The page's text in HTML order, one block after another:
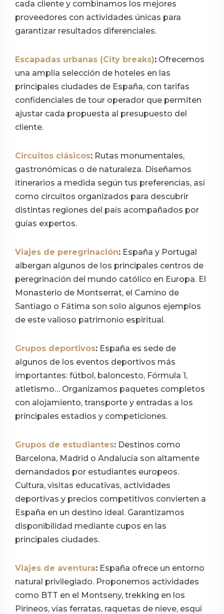
cada cliente y combinamos los mejores
proveedores con actividades únicas para
garantizar resultados diferenciales.
Escapadas urbanas (City breaks): Ofrecemos
una amplia selección de hoteles en las
principales ciudades de España, con tarifas
confidenciales de tour operador que permiten
ajustar cada propuesta al presupuesto del
cliente.
Circuitos clásicos: Rutas monumentales,
gastronómicas o de naturaleza. Diseñamos
itinerarios a medida según tus preferencias, así
como circuitos organizados para descubrir
distintas regiones del país acompañados por
guías expertos.
Viajes de peregrinación: España y Portugal
albergan algunos de los principales centros de
peregrinación del mundo católico en Europa. El
Monasterio de Montserrat, el Camino de
Santiago o Fátima son solo algunos ejemplos
de este valioso patrimonio espiritual.
Grupos deportivos: España es sede de
algunos de los eventos deportivos más
importantes: fútbol, baloncesto, Fórmula 1,
atletismo… Organizamos paquetes completos
con alojamiento, transporte y entradas a los
principales estadios y competiciones.
Grupos de estudiantes: Destinos como
Barcelona, Madrid o Andalucía son altamente
demandados por estudiantes europeos.
Cultura, visitas educativas, actividades
deportivas y precios competitivos convierten a
España en un destino ideal. Garantizamos
disponibilidad mediante cupos en las
principales ciudades.
Viajes de aventura: España ofrece un entorno
natural privilegiado. Proponemos actividades
como BTT en el Montseny, trekking en los
Pirineos, vías ferratas, raquetas de nieve, esquí